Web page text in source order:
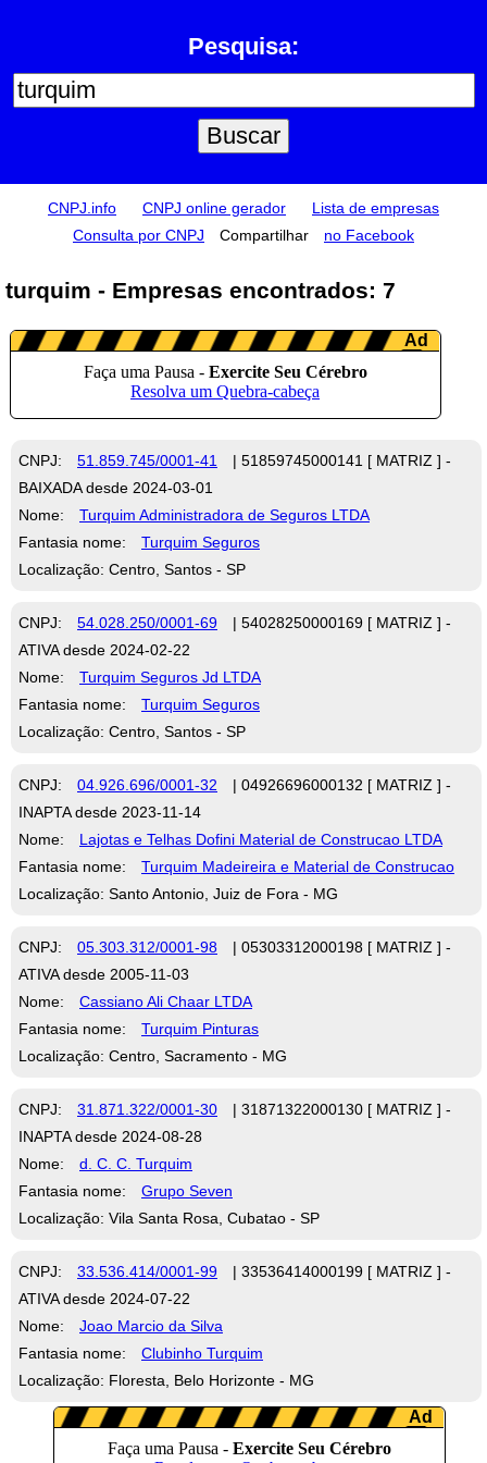
Pesquisa:
CNPJ.info CNPJ online gerador
Lista de empresas
Consulta por CNPJ
Compartilhar no Facebook
turquim - Empresas encontrados: 7
CNPJ: 51.859.745/0001-41
| 51859745000141 [ MATRIZ ] -
BAIXADA desde 2024-03-01
Nome:
Turquim Administradora de Seguros LTDA
Fantasia nome:
Turquim Seguros
Localização: Centro, Santos - SP
CNPJ: 54.028.250/0001-69
| 54028250000169 [ MATRIZ ] -
ATIVA desde 2024-02-22
Nome:
Turquim Seguros Jd LTDA
Fantasia nome:
Turquim Seguros
Localização: Centro, Santos - SP
CNPJ: 04.926.696/0001-32
| 04926696000132 [ MATRIZ ] -
INAPTA desde 2023-11-14
Nome:
Lajotas e Telhas Dofini Material de Construcao LTDA
Fantasia nome:
Turquim Madeireira e Material de Construcao
Localização: Santo Antonio, Juiz de Fora - MG
CNPJ: 05.303.312/0001-98
| 05303312000198 [ MATRIZ ] -
ATIVA desde 2005-11-03
Nome:
Cassiano Ali Chaar LTDA
Fantasia nome:
Turquim Pinturas
Localização: Centro, Sacramento - MG
CNPJ: 31.871.322/0001-30
| 31871322000130 [ MATRIZ ] -
INAPTA desde 2024-08-28
Nome:
d. C. C. Turquim
Fantasia nome:
Grupo Seven
Localização: Vila Santa Rosa, Cubatao - SP
CNPJ: 33.536.414/0001-99
| 33536414000199 [ MATRIZ ] -
ATIVA desde 2024-07-22
Nome:
Joao Marcio da Silva
Fantasia nome:
Clubinho Turquim
Localização: Floresta, Belo Horizonte - MG